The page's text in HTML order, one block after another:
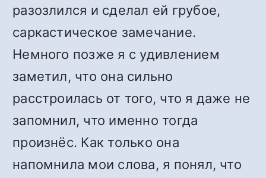
разозлился и сделал ей грубое,
саркастическое замечание.
Немного позже я с удивлением
заметил, что она сильно
расстроилась от того, что я даже не
запомнил, что именно тогда
произнёс. Как только она
напомнила мои слова, я понял, что